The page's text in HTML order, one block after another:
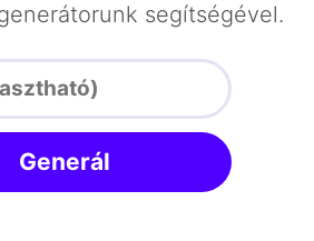
segítségével.
Generál